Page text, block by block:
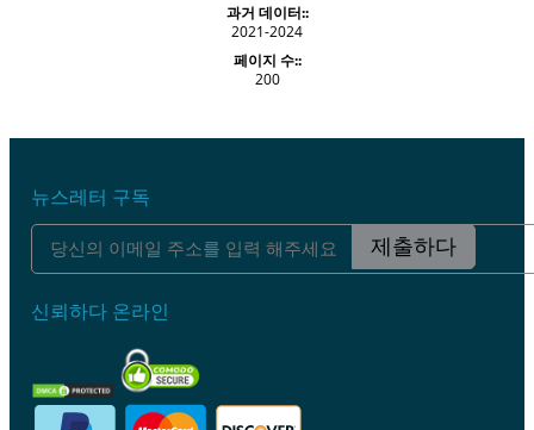
과거 데이터::
2021-2024
페이지 수::
200
뉴스레터 구독
제출하다
신뢰하다 온라인